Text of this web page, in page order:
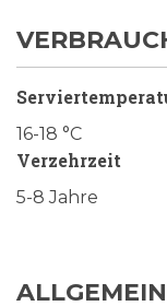
16-18 °C
Verzehrzeit
5-8 Jahre